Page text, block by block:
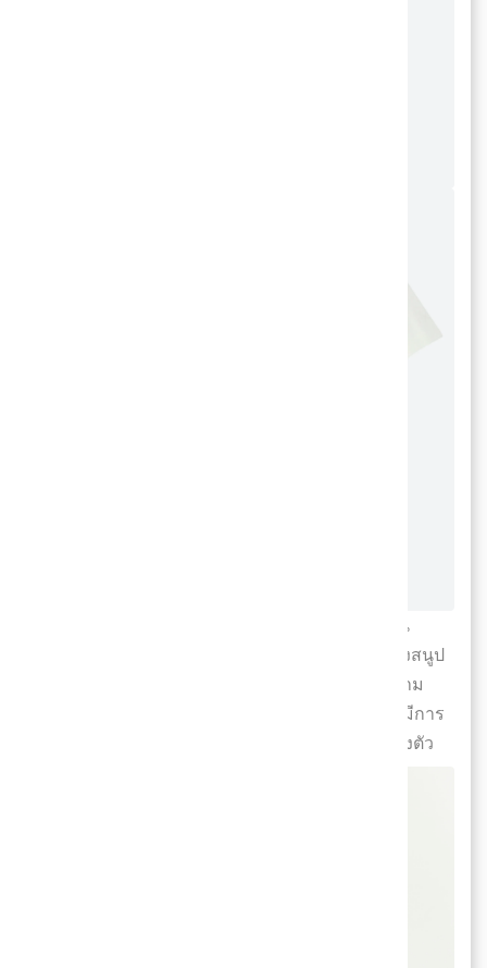
สำหรับ KAWS x PEANUTS ในคอลเลคชั่นแรกนั้น
ถือว่ากระแสตอบรับดีมาก เนื่องจากลายกราฟิกของสนูป
ปี้และผองเพื่อนที่ถูกออกแบบใหม่จึงทำให้ดูน่าติดตาม
และอยากครอบครองและในคอลเลคชั่นที่สองนี้จะมีการ
ปรับเปลี่ยนสีสนูปปี้บนเสื้อผ้าให้กลายเป็นสีดำล้วนทั้งตัว